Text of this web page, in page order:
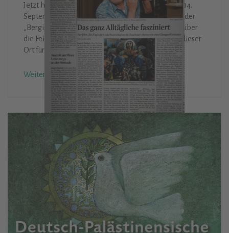
Jetzt hat unsere Stadt ihren Platz in Beit Jala: Am 14.
September wurde dort über einer heiligen Quelle der
„Bergisch Gladbach-Square“ eingeweiht. Bericht über
die Feier zur Einweihung, wer dabei war und was dieser
Ort für die Menschen in Beit Jala bedeutet.
Weiterlesen
Die Medien berichten: Deutsch-
Palästinensische Kulturtage in Bergisch
Gladbach, 8. bis 30. September 2018
14. September 2018 Aktivitäten
Unsere Pressemeldungen zur Pressekonferenz am 3. 9.
im Kulturhaus Zanders und zur Filmpremiere „Ein Tag in
Beit Jala“